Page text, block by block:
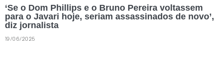
‘Se o Dom Phillips e o Bruno Pereira voltassem
para o Javari hoje, seriam assassinados de novo’,
diz jornalista
19/06/2025